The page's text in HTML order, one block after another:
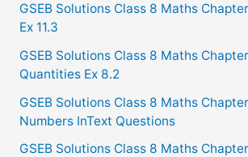
GSEB Solutions Class 8 Maths
Ex 11.3
GSEB Solutions Class 8 Maths
Quantities Ex 8.2
GSEB Solutions Class 8 Maths
Numbers InText Questions
GSEB Solutions Class 8 Maths